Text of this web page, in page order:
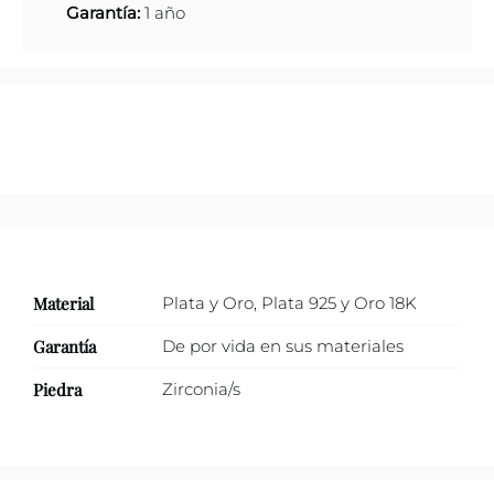
Garantía: 1 año
Material Plata y Oro, Plata 925 y Oro 18K
Garantía De por vida en sus materiales
Piedra Zirconia/s